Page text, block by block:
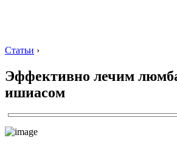
Статьи ›
Эффективно лечим
ишиасом